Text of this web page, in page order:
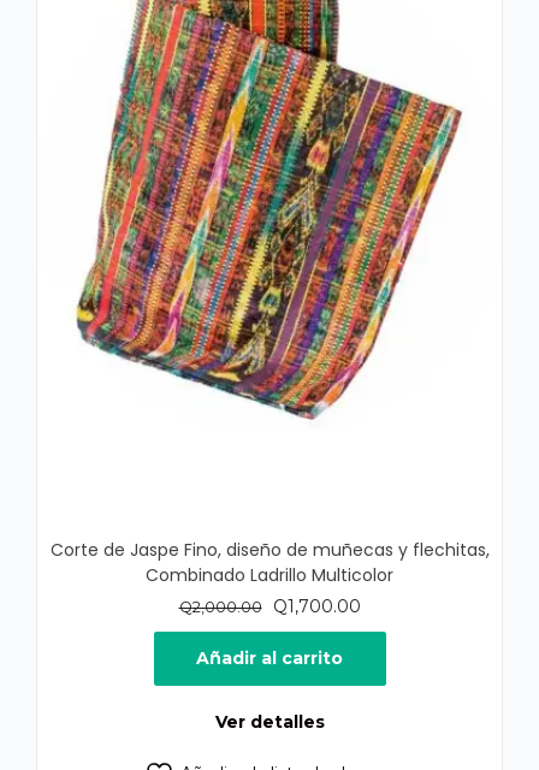
Corte de Jaspe Fino, diseño de muñecas y flechitas,
Combinado Ladrillo Multicolor
Q2,000.00
El
precio
original
era:
Q1,700.00El
precio
es:
Añadir al carrito
Ver detalles